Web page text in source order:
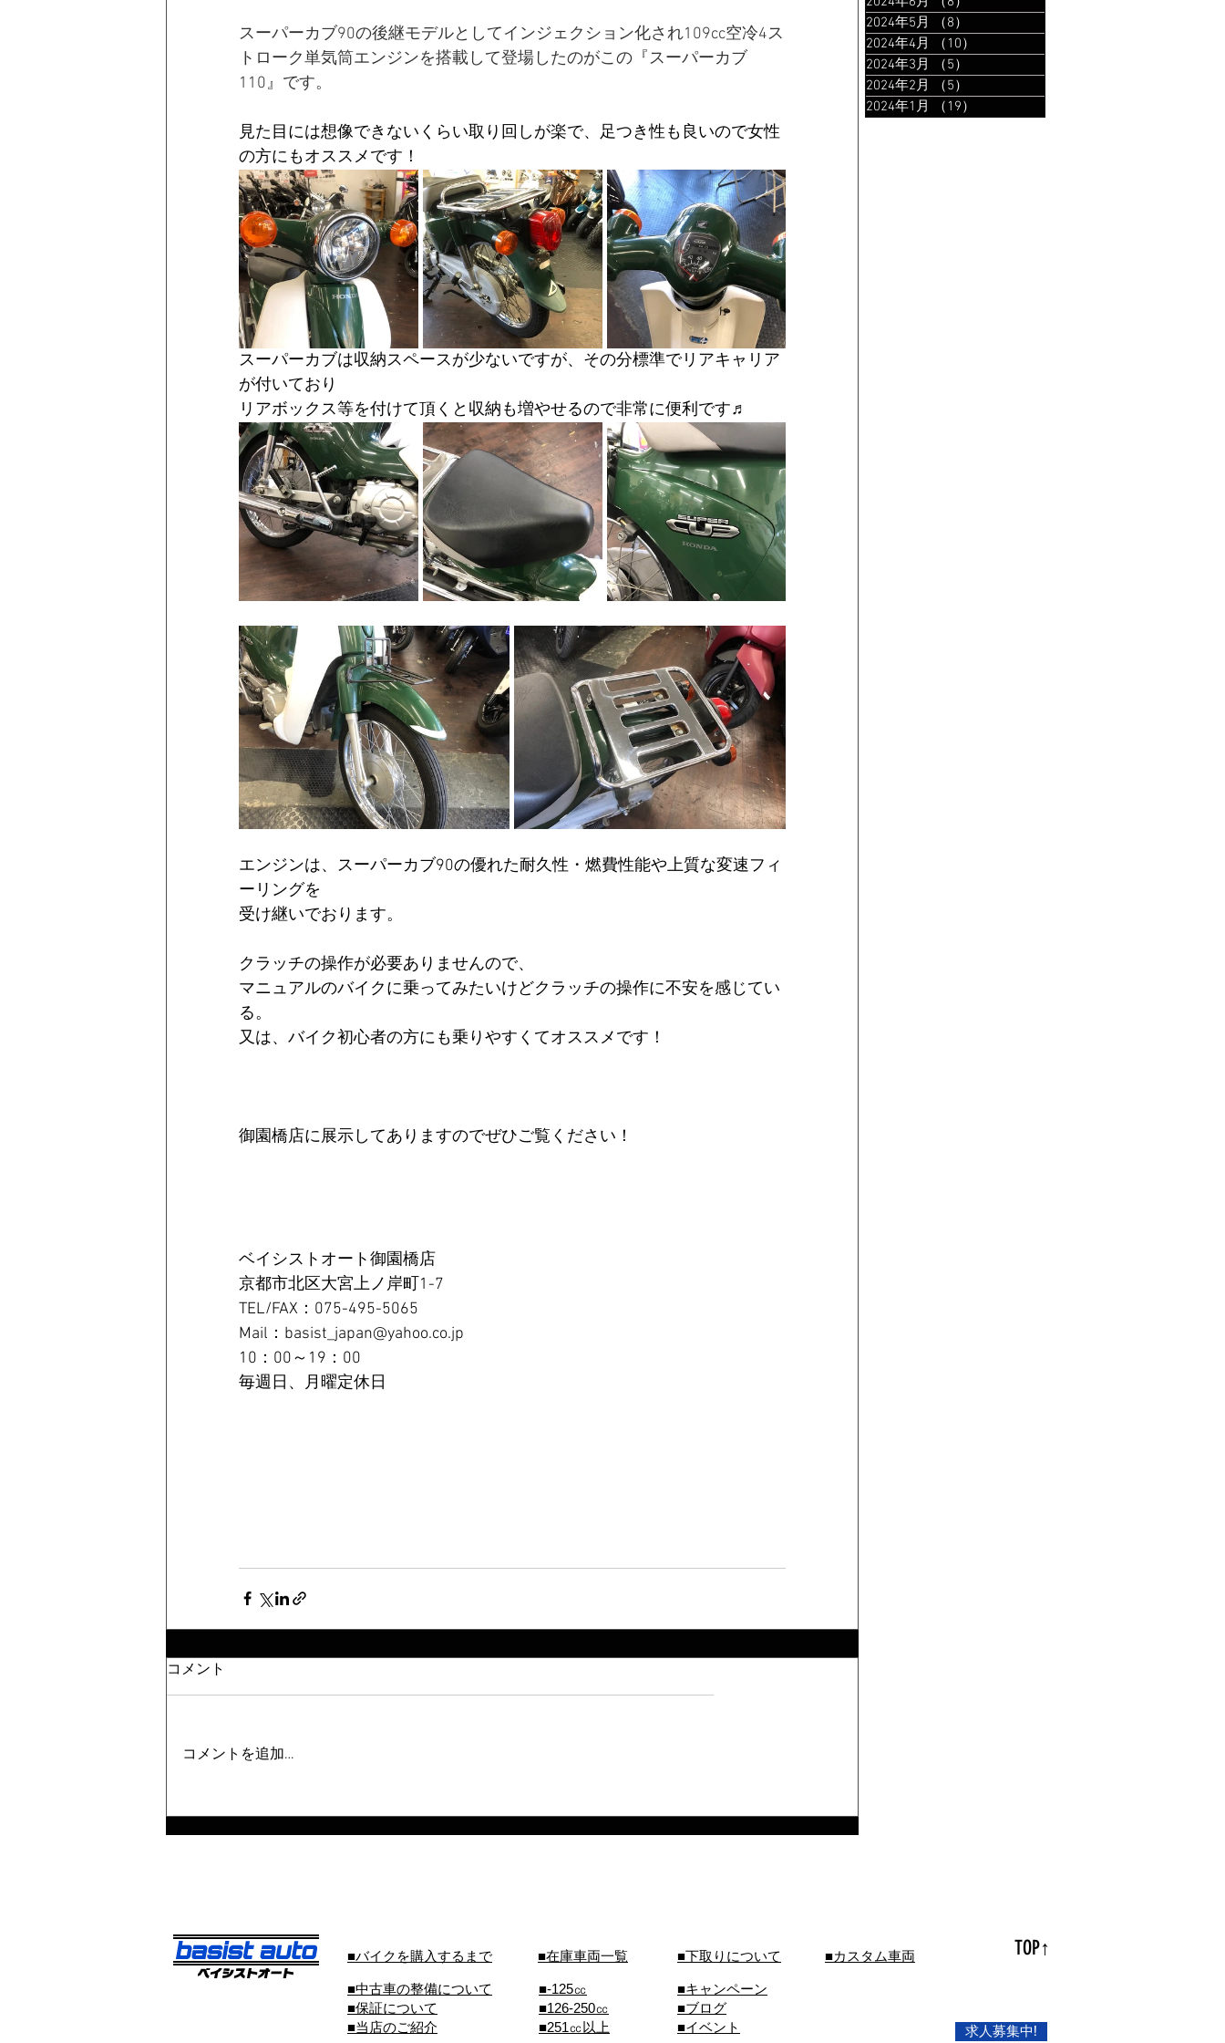
2024年5月
（8）
2024年4月
（10）
2024年3月
（5）
2024年2月
（5）
2024年1月
（19）
スーパーカブ90の後継モデルとしてインジェクション化され109cc空冷4ス
トローク単気筒エンジンを搭載して登場したのがこの『スーパーカブ
110』です。
見た目には想像できないくらい取り回しが楽で、足つき性も良いので女性
の方にもオススメです！
スーパーカブは収納スペースが少ないですが、その分標準でリアキャリア
が付いており
リアボックス等を付けて頂くと収納も増やせるので非常に便利です♬
エンジンは、スーパーカブ90の優れた耐久性・燃費性能や上質な変速フィ
ーリングを
受け継いでおります。
クラッチの操作が必要ありませんので、
マニュアルのバイクに乗ってみたいけどクラッチの操作に不安を感じてい
る。
又は、バイク初心者の方にも乗りやすくてオススメです！
御園橋店に展示してありますのでぜひご覧ください！
ベイシストオート御園橋店
京都市北区大宮上ノ岸町1-7
TEL/FAX：075-495-5065
Mail：basist_japan@yahoo.co.jp
10：00～19：00
毎週日、月曜定休日
コメント
コメントを追加…
■バイクを購入するまで ■在庫車両一覧 ■下取りについて
■中古車の整備について
■保証について
■当店のご紹介
■-125㏄
■126-250㏄
■251㏄以上
■キャンペーン
■ブログ
■イベント
■カスタム車両 TOP↑
求人募集中!